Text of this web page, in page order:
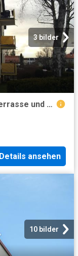
3 bilder
Helle 3 Zimmer Wohnung mit Dachterrasse und Bergblick in München Fasangarten – demnächst bezugsfrei
Details ansehen
10 bilder